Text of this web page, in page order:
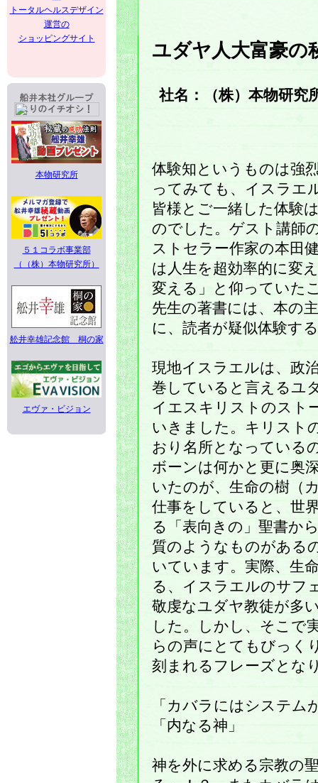
トータルヘルスデザイン
運営の
ショッピングサイト
本物研究所
５１コラボ事業部
（（株）本物研究所）
舩井幸雄記念館 桐の家
エヴァ・ビジョン
ユダヤ人大富豪の
社名：（株）本物研究
体験知というものは強
ってみても、イスラエ
皆様とご一緒した体験
のでした。ゲスト講師
ストセラー作家の本田
は人生を超効率的に変
変える」と仰っていた
先生の著書には、本の
に、読者が疑似体験す
現地イスラエルは、政
巻していると言えるユ
イエスキリストのスト
いきました。キリスト
おり名所となっている
ボーンは何かと更に奥
いたのが、生命の樹（
仕事をしていると、世
る「表向きの」聖書か
質のようなものがある
いています。実際、生
る、イスラエルのサフ
敬虔なユダヤ教徒が多
した。しかし、そこで
らの声にとてもびっく
刻まれるフレーズとな
「カバラにはシステム
「内なる神」
神を外に求める宗教の